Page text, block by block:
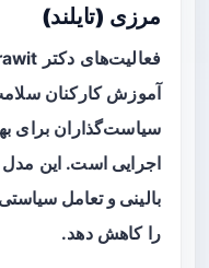
مرزی (تایلند)
آموزش کارکنان
سیاست‌گذاران برای
اجرایی است. این
بالینی و تعامل سیاستی
را کاهش دهد.